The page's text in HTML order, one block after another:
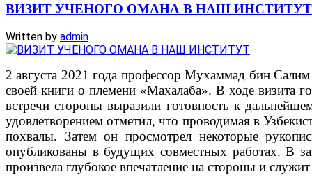
ВИЗИТ УЧЕНОГО ОМАНА В НАШ ИНСТИТУТ
Written by admin
2 августа 2021 года профессор Мухаммад бин
своей книги о племени «Махалаба». В ходе визита
встречи стороны выразили готовность к
удовлетворением отметил, что проводимая в
похвалы. Затем он просмотрел некоторые
опубликованы в будущих совместных работах. В
произвела глубокое впечатление на стороны и